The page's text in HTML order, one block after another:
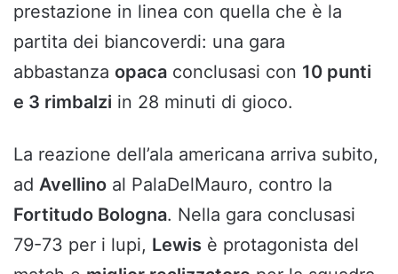
prestazione in linea con quella che è la
partita dei biancoverdi: una gara
abbastanza opaca conclusasi con 10 punti
e 3 rimbalzi in 28 minuti di gioco.
La reazione dell’ala americana arriva subito,
ad Avellino al PalaDelMauro, contro la
Fortitudo Bologna. Nella gara conclusasi
79-73 per i lupi, Lewis è protagonista del